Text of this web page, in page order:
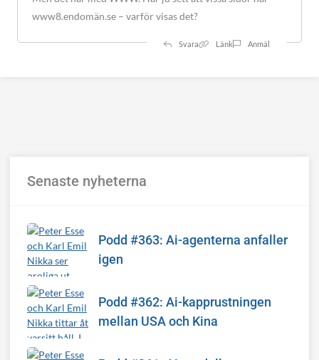
www8.endomän.se – varför visas det?
Svara Länk Anmäl
Senaste nyheterna
Podd #363: Ai-agenterna anfaller
igen
Podd #362: Ai-kapprustningen
mellan USA och Kina